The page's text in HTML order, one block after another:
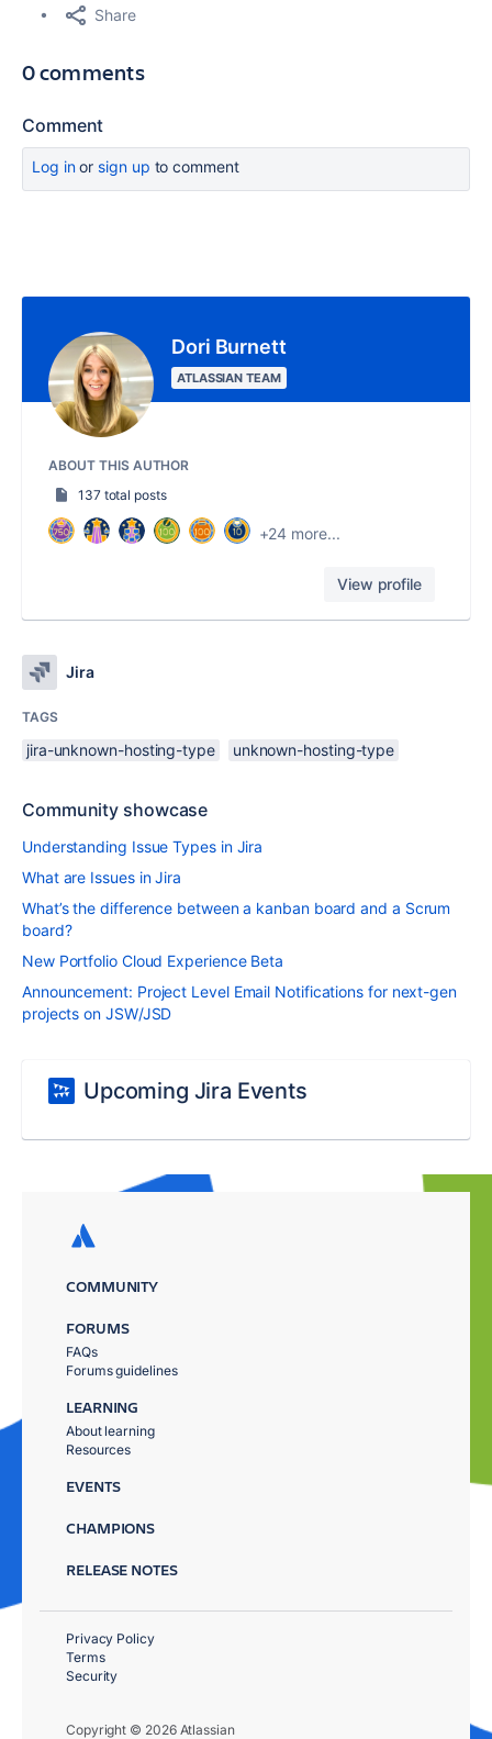
Share
0 comments
Comment
Log inor sign up to comment
Dori Burnett
ATLASSIAN TEAM
ABOUT THIS AUTHOR
137 total posts
+24 more...
View profile
Jira
TAGS
jira-unknown-hosting-type unknown-hosting-type
Community showcase
Understanding Issue Types in Jira
What are Issues in Jira
What’s the difference between a kanban board and a Scrum
board?
New Portfolio Cloud Experience Beta
Announcement: Project Level Email Notifications for next-gen
projects on JSW/JSD
Upcoming Jira Events
COMMUNITY
FORUMS
FAQs
Forums guidelines
LEARNING
About learning
Resources
EVENTS
CHAMPIONS
RELEASE NOTES
Copyright © 2026 Atlassian
Privacy Policy
Terms
Security